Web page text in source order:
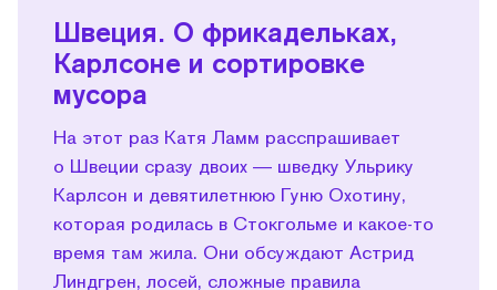
Швеция. О фрикадельках,
Карлсоне и сортировке
мусора
На этот раз Катя Ламм расспрашивает
о Швеции сразу двоих — шведку Ульрику
Карлсон и девятилетнюю Гуню Охотину,
которая родилась в Стокгольме и какое-то
время там жила. Они обсуждают Астрид
Линдгрен, лосей, сложные правила